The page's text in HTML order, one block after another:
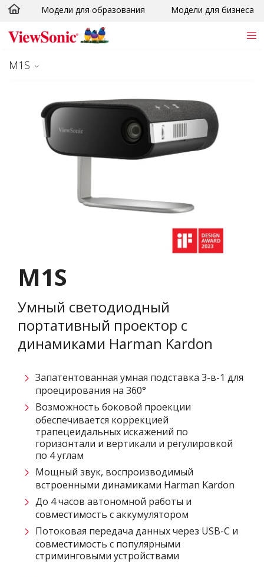
Skip to main content
Модели для образования Модели для бизнеса
M1S
M1S
Умный светодиодный
портативный проектор с
динамиками Harman Kardon​​
Запатентованная умная подставка 3-в-1 для
проецирования на 360°
Возможность боковой проекции
обеспечивается коррекцией
трапецеидальных искажений по
горизонтали и вертикали и регулировкой
по 4 углам
Мощный звук, воспроизводимый
встроенными динамиками Harman Kardon​
До 4 часов автономной работы и
совместимость с аккумулятором​
Потоковая передача данных через USB-C и
совместимость с популярными
стриминговыми устройствами